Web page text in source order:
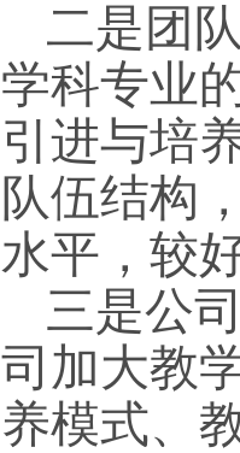
二是团
学科专业
引进与培
队伍结构
水平，较
三是公
司加大教
养模式、